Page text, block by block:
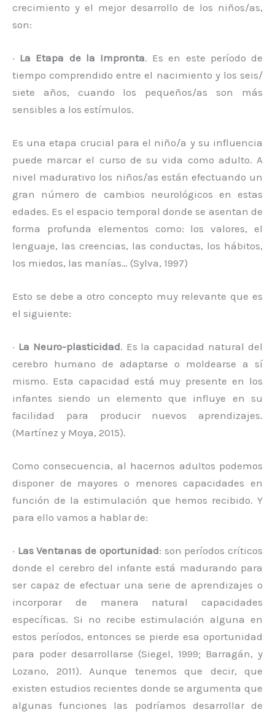
crecimiento y el mejor desarrollo de los niños/as,
son:
· La Etapa de la Impronta. Es en este período de
tiempo comprendido entre el nacimiento y los seis/
siete años, cuando los pequeños/as son más
sensibles a los estímulos.
Es una etapa crucial para el niño/a y su influencia
puede marcar el curso de su vida como adulto. A
nivel madurativo los niños/as están efectuando un
gran número de cambios neurológicos en estas
edades. Es el espacio temporal donde se asentan de
forma profunda elementos como: los valores, el
lenguaje, las creencias, las conductas, los hábitos,
los miedos, las manías… (Sylva, 1997)
Esto se debe a otro concepto muy relevante que es
el siguiente:
· La Neuro-plasticidad. Es la capacidad natural del
cerebro humano de adaptarse o moldearse a sí
mismo. Esta capacidad está muy presente en los
infantes siendo un elemento que influye en su
facilidad para producir nuevos aprendizajes.
(Martínez y Moya, 2015).
Como consecuencia, al hacernos adultos podemos
disponer de mayores o menores capacidades en
función de la estimulación que hemos recibido. Y
para ello vamos a hablar de:
· Las Ventanas de oportunidad: son períodos críticos
donde el cerebro del infante está madurando para
ser capaz de efectuar una serie de aprendizajes o
incorporar de manera natural capacidades
específicas. Si no recibe estimulación alguna en
estos períodos, entonces se pierde esa oportunidad
para poder desarrollarse (Siegel, 1999; Barragán, y
Lozano, 2011). Aunque tenemos que decir, que
existen estudios recientes donde se argumenta que
algunas funciones las podríamos desarrollar de